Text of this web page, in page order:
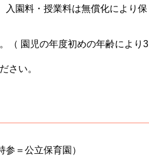
入園料・授業料は無償化により保
（ 園児の年度初めの年齢により3
さい。
＝公立保育園）